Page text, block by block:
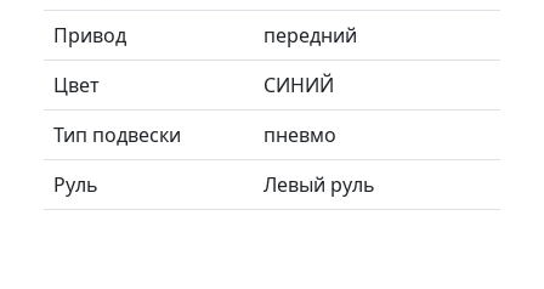
Привод
передний
Цвет
СИНИЙ
Тип подвески
пневмо
Руль
Левый руль